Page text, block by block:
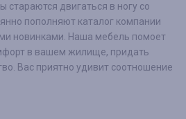
стараются двигаться в ногу со
пополняют каталог компании
новинками. Наша мебель помоет
в вашем жилище, придать
Вас приятно удивит соотношение